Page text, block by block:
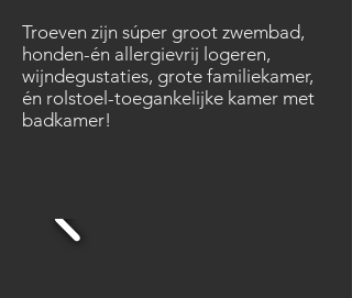
Troeven zijn súper groot zwembad,
honden-én allergievrij logeren,
wijndegustaties, grote familiekamer,
én rolstoel-toegankelijke kamer met
badkamer!